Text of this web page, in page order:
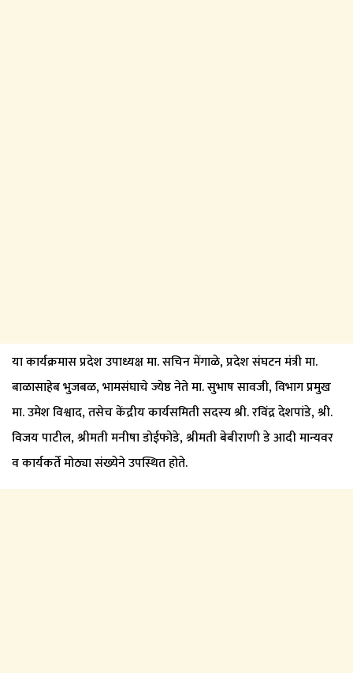
या कार्यक्रमास प्रदेश उपाध्यक्ष मा. सचिन मेंगाळे, प्रदेश संघटन मंत्री मा.
बाळासाहेब भुजबळ, भामसंघाचे ज्येष्ठ नेते मा. सुभाष सावजी, विभाग प्रमुख
मा. उमेश विश्वाद, तसेच केंद्रीय कार्यसमिती सदस्य श्री. रविंद्र देशपांडे, श्री.
विजय पाटील, श्रीमती मनीषा डोईफोडे, श्रीमती बेबीराणी डे आदी मान्यवर
व कार्यकर्ते मोठ्या संख्येने उपस्थित होते.